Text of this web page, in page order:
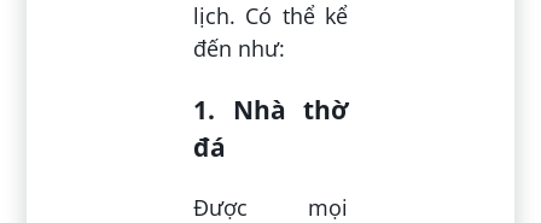
lịch. Có thể kể
đến như:
1. Nhà thờ
đá
Được mọi